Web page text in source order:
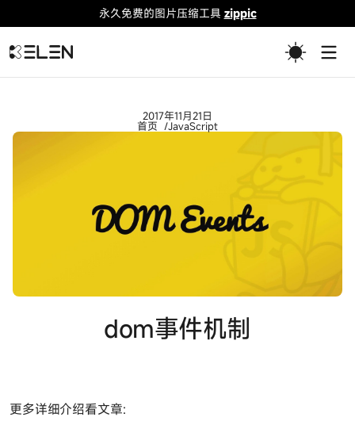
永久免费的图片压缩工具 zippic
2017年11月21日
首页 JavaScript
dom事件机制
更多详细介绍看文章: